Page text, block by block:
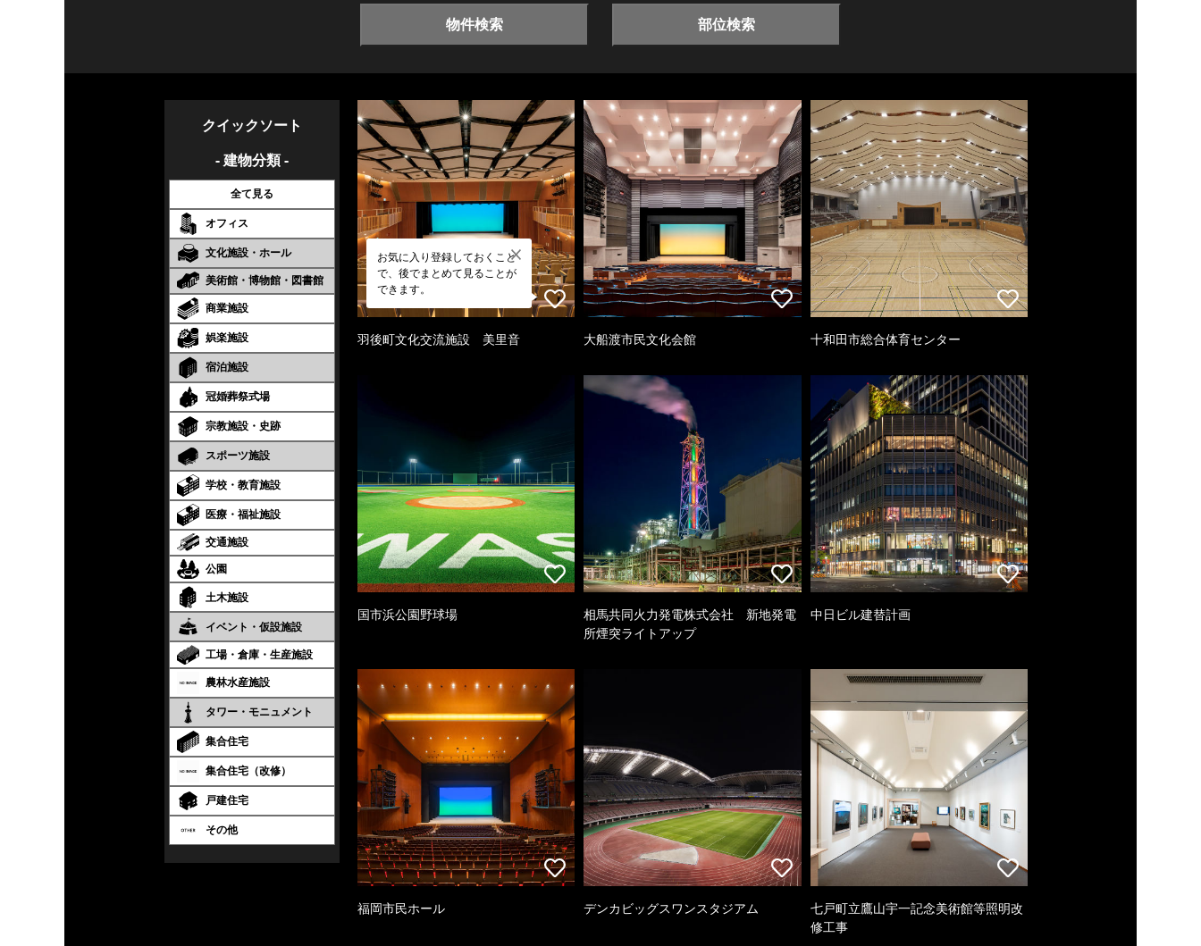
物件検索 部位検索
クイックソート
- 建物分類 -
全て見る
オフィス
文化施設・ホール
美術館・博物館・図書館
商業施設
娯楽施設
宿泊施設
冠婚葬祭式場
宗教施設・史跡
スポーツ施設
学校・教育施設
医療・福祉施設
交通施設
公園
土木施設
イベント・仮設施設
工場・倉庫・生産施設
農林水産施設
タワー・モニュメント
集合住宅
集合住宅（改修）
戸建住宅
その他
お気に入り登録しておくこと
で、後でまとめて見ることが
できます。
羽後町文化交流施設 美里音 大船渡市民文化会館 十和田市総合体育センター
国市浜公園野球場
相馬共同火力発電株式会社 新地発電
所煙突ライトアップ
中日ビル建替計画
福岡市民ホール デンカビッグスワンスタジアム
七戸町立鷹山宇一記念美術館等照明改
修工事